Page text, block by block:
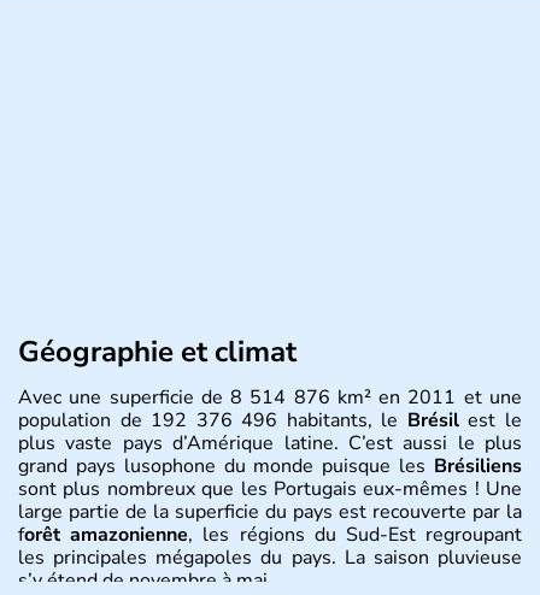
Géographie et climat
Avec une superficie de 8 514 876 km² en 2011 et une
population de 192 376 496 habitants, le Brésilest le
plus vaste pays d’Amérique latine. C’est aussi le plus
grand pays lusophone du monde puisque les Brésiliens
sont plus nombreux que les Portugais eux-mêmes ! Une
large partie de la superficie du pays est recouverte par la
forêt amazonienne, les régions du Sud-Est regroupant
les principales mégapoles du pays. La saison pluvieuse
s’y étend de novembre à mai.